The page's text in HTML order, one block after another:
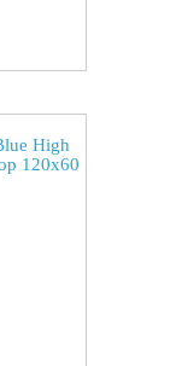
High
120x60